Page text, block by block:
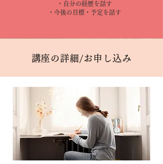
・自分の経歴を話す
・今後の目標・予定を話す
講座の詳細/お申し込み